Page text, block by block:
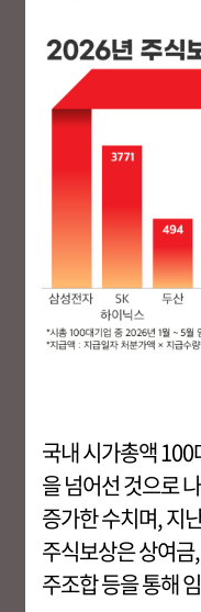
국내 시가총액
을 넘어선 것으로
증가한 수치며, 지
주식보상은 상여
주조합 등을 통해